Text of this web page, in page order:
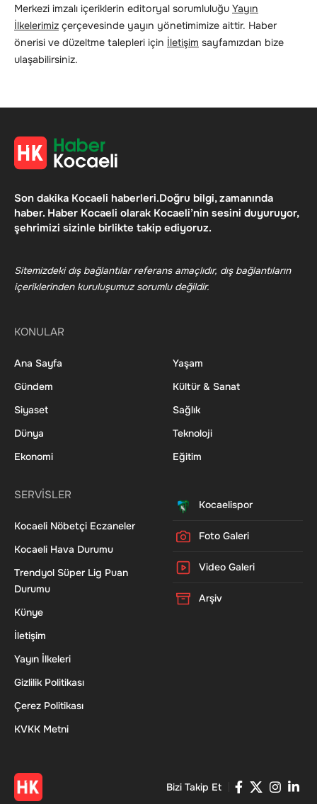
Merkezi imzalı içeriklerin editoryal sorumluluğu Yayın
İlkelerimiz çerçevesinde yayın yönetimimize aittir. Haber
önerisi ve düzeltme talepleri için İletişim sayfamızdan bize
ulaşabilirsiniz.
Son dakika Kocaeli haberleri.Doğru bilgi, zamanında
haber. Haber Kocaeli olarak Kocaeli’nin sesini duyuruyor,
şehrimizi sizinle birlikte takip ediyoruz.
Sitemizdeki dış bağlantılar referans amaçlıdır, dış bağlantıların
içeriklerinden kuruluşumuz sorumlu değildir.
KONULAR
Ana Sayfa
Gündem
Siyaset
Dünya
Ekonomi
Yaşam
Kültür & Sanat
Sağlık
Teknoloji
Eğitim
SERVİSLER
Kocaeli Nöbetçi Eczaneler
Kocaeli Hava Durumu
Trendyol Süper Lig Puan
Durumu
Künye
İletişim
Yayın İlkeleri
Gizlilik Politikası
Çerez Politikası
KVKK Metni
Kocaelispor
Foto Galeri
Video Galeri
Arşiv
Bizi Takip Et